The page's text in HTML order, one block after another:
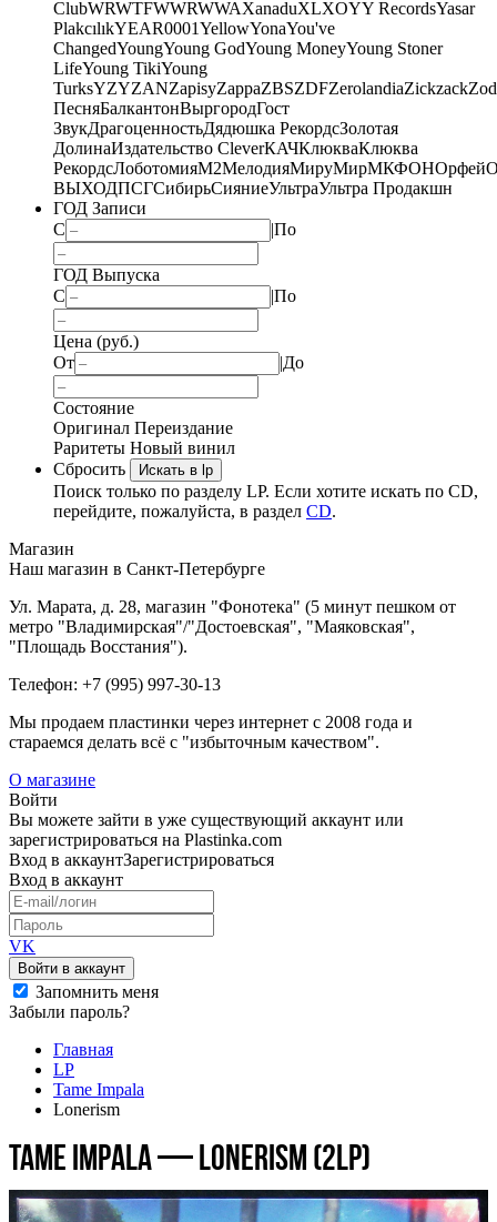
ClubWRWTFWWRWWAXanaduXLXOYY RecordsYasar
PlakcılıkYEAR0001YellowYonaYou've
ChangedYoungYoung GodYoung MoneyYoung Stoner
LifeYoung TikiYoung
TurksYZYZANZapisyZappaZBSZDFZerolandiaZickzack
ПесняБалкантонВыргородГост
ЗвукДрагоценностьДядюшка РекордсЗолотая
ДолинаИздательство CleverКАЧКлюкваКлюква
РекордсЛоботомияМ2МелодияМируМирМКФОНОрфей
ВЫХОДПСГСибирьСияниеУльтраУльтра Продакшн
ГОД Записи
С
|По
ГОД Выпуска
С
|По
Цена (руб.)
От
|До
Состояние
Оригинал Переиздание
Раритеты Новый винил
Сбросить
Искать в lp
Поиск только по разделу LP. Если хотите искать по CD,
перейдите, пожалуйста, в раздел CD.
Магазин
Наш магазин в Санкт-Петербурге
Ул. Марата, д. 28, магазин "Фонотека" (5 минут пешком от
метро "Владимирская"/"Достоевская", "Маяковская",
"Площадь Восстания").
Телефон: +7 (995) 997-30-13
Мы продаем пластинки через интернет c 2008 года и
стараемся делать всё с "избыточным качеством".
О магазине
Войти
Вы можете зайти в уже существующий аккаунт или
зарегистрироваться на Plastinka.com
Вход в аккаунтЗарегистрироваться
Вход в аккаунт
VK
Войти в аккаунт
Запомнить меня
Забыли пароль?
Главная
LP
Tame Impala
Lonerism
Tame Impala — Lonerism (2LP)